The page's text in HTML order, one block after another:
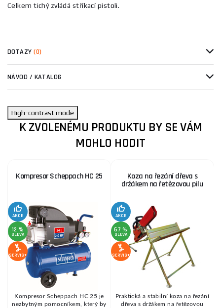
Celkem tichý zvládá stříkací pistoli.
DOTAZY(0)
NÁVOD / KATALOG
High-contrast mode
K ZVOLENÉMU PRODUKTU BY SE VÁM
MOHLO HODIT
Kompresor Scheppach HC 25
AKCE
12 %
SLEVA
SERVIS+
Kompresor Scheppach HC 25 je
nezbytným pomocníkem, který by
Koza na řezání dřeva s
držákem na řetězovou pilu
AKCE
67 %
SLEVA
SERVIS+
Praktická a stabilní koza na řezání
dřeva s držákem na řetězovou